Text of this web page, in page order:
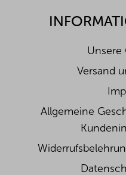
Unsere
Versand
Allgemeine